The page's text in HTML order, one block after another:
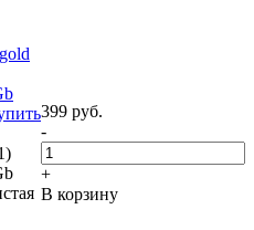
399 руб.
-
+
В корзину